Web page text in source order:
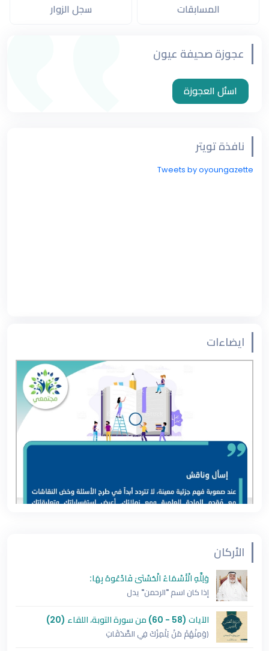
المسابقات سجل الزوار
عجوزة صحيفة عيون
اسئل العجوزة
نافذة تويتر
Tweets by oyoungazette
ايضاءات
الأركان
وَلِلَّهِ الْأَسْمَاءُ الْحُسْنَىٰ فَادْعُوهُ بِهَا:
إذا كان اسم "الرحمن" يدل
الآيات (58 - 60) من سورة التوبة، اللقاء (20)
﴿وَمِنْهُمْ مَنْ يَلْمِزُكَ فِي الصَّدَقَاتِ